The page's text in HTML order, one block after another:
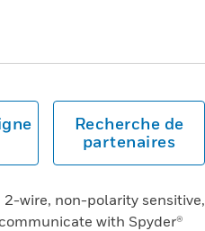
Recherche de
partenaires
2-wire, non-polarity sensitive,
with Spyder®